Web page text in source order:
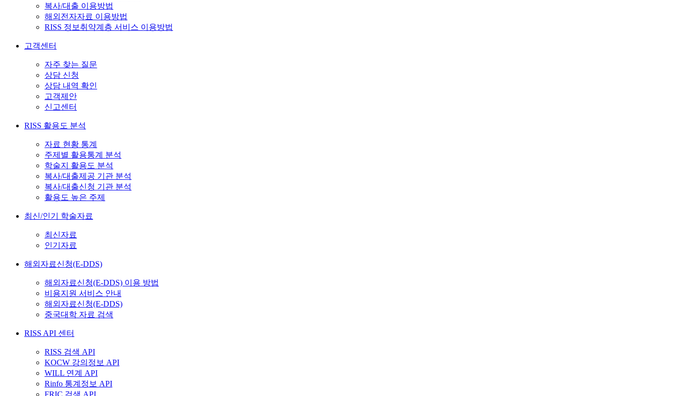
복사/대출 이용방법
해외전자자료 이용방법
RISS 정보취약계층 서비스 이용방법
고객센터
자주 찾는 질문
상담 신청
상담 내역 확인
고객제안
신고센터
RISS 활용도 분석
자료 현황 통계
주제별 활용통계 분석
학술지 활용도 분석
복사/대출제공 기관 분석
복사/대출신청 기관 분석
활용도 높은 주제
최신/인기 학술자료
최신자료
인기자료
해외자료신청(E-DDS)
해외자료신청(E-DDS) 이용 방법
비용지원 서비스 안내
해외자료신청(E-DDS)
중국대학 자료 검색
RISS API 센터
RISS 검색 API
KOCW 강의정보 API
WILL 연계 API
Rinfo 통계정보 API
FRIC 검색 API